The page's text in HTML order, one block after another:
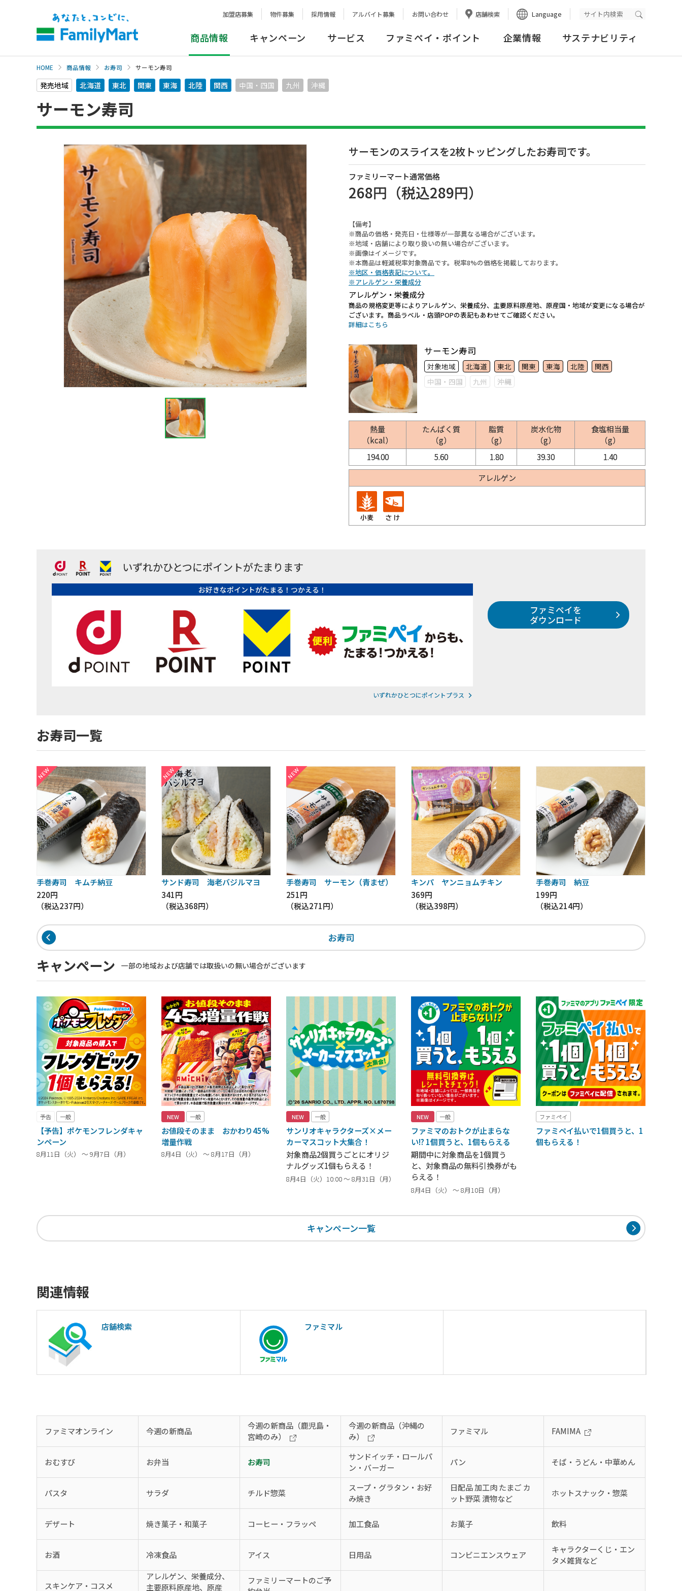
加盟店募集 物件募集 採用情報 アルバイト募集 お問い合わせ 店舗検索 Language 検索実行
商品情報 キャンペーン サービス ファミペイ・ポイント 企業情報 サステナビリティ
HOME 商品情報 お寿司 サーモン寿司
発売地域 北海道 東北 関東 東海 北陸 関西 中国・四国 九州 沖縄
サーモン寿司
サーモンのスライスを2枚トッピングしたお寿司です。
ファミリーマート通常価格
268円 （税込289円）
【備考】
※商品の価格・発売日・仕様等が一部異なる場合がございます。
※地域・店舗により取り扱いの無い場合がございます。
※画像はイメージです。
※本商品は軽減税率対象商品です。税率8%の価格を掲載しております。
※地区・価格表記について。
※アレルゲン・栄養成分
アレルゲン・栄養成分
商品の規格変更等によりアレルゲン、栄養成分、主要原料原産地、原産国・地域が変更になる場合が
ございます。商品ラベル・店頭POPの表記もあわせてご確認ください。
詳細はこちら
サーモン寿司
対象地域 北海道 東北 関東 東海 北陸
関西
中国・四国
九州 沖縄
熱量
（kcal）
たんぱく質
（g）
脂質
（g）
炭水化物
（g）
食塩相当量
（g）
194.00
5.60 1.80 39.30
1.40
アレルゲン
いずれかひとつにポイントがたまります
お好きなポイントがたまる！つかえる！
いずれかひとつにポイントプラス
ファミペイを
ダウンロード
お寿司一覧
手巻寿司 キムチ納豆
220円
（税込237円）
サンド寿司 海老バジルマヨ
341円
（税込368円）
手巻寿司 サーモン（青まぜ）
251円
（税込271円）
キンパ ヤンニョムチキン
369円
（税込398円）
手巻寿司 納豆
199円
（税込214円）
お寿司
キャンペーン 一部の地域および店舗では取扱いの無い場合がございます
予告 一般
【予告】ポケモンフレンダキャ
ンペーン
8月11日（火） ～ 9月7日（月）
NEW 一般
お値段そのまま おかわり45%
増量作戦
8月4日（火） ～ 8月17日（月）
NEW 一般
サンリオキャラクターズ×メー
カーマスコット大集合！
対象商品2個買うごとにオリジ
ナルグッズ1個もらえる！
8月4日（火）10:00 ～ 8月31日（月）
NEW 一般
ファミマのおトクが止まらな
い!? 1個買うと、1個もらえる
期間中に対象商品を1個買う
と、対象商品の無料引換券がも
らえる！
8月4日（火） ～ 8月10日（月）
ファミペイ
ファミペイ払いで1個買うと、1
個もらえる！
キャンペーン一覧
関連情報
店舗検索 ファミマル
ファミマオンライン 今週の新商品
今週の新商品（鹿児島・
宮崎のみ）
今週の新商品（沖縄の
み）
ファミマル FAMIMA
おむすび お弁当 お寿司
サンドイッチ・ロールパ
ン・バーガー
パン そば・うどん・中華めん
パスタ サラダ チルド惣菜
スープ・グラタン・お好
み焼き
日配品 加工肉 たまご カ
ット野菜 漬物など
ホットスナック・惣菜
デザート 焼き菓子・和菓子 コーヒー・フラッペ 加工食品 お菓子 飲料
お酒 冷凍食品 アイス 日用品 コンビニエンスウェア
キャラクターくじ・エン
タメ雑貨など
スキンケア・コスメ
アレルゲン、栄養成分、
主要原料原産地、原産
ファミリーマートのご予